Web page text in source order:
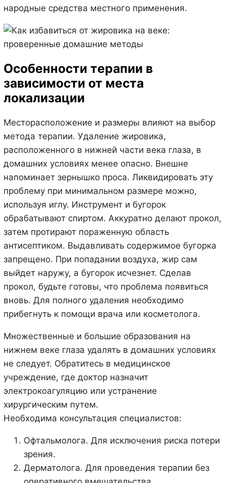
народные средства местного применения.
Особенности терапии в
зависимости от места
локализации
Месторасположение и размеры влияют на выбор
метода терапии. Удаление жировика,
расположенного в нижней части века глаза, в
домашних условиях менее опасно. Внешне
напоминает зернышко проса. Ликвидировать эту
проблему при минимальном размере можно,
используя иглу. Инструмент и бугорок
обрабатывают спиртом. Аккуратно делают прокол,
затем протирают пораженную область
антисептиком. Выдавливать содержимое бугорка
запрещено. При попадании воздуха, жир сам
выйдет наружу, а бугорок исчезнет. Сделав
прокол, будьте готовы, что проблема появиться
вновь. Для полного удаления необходимо
прибегнуть к помощи врача или косметолога.
Множественные и большие образования на
нижнем веке глаза удалять в домашних условиях
не следует. Обратитесь в медицинское
учреждение, где доктор назначит
электрокоагуляцию или устранение
хирургическим путем.
Необходима консультация специалистов:
Офтальмолога. Для исключения риска потери
зрения.
Дерматолога. Для проведения терапии без